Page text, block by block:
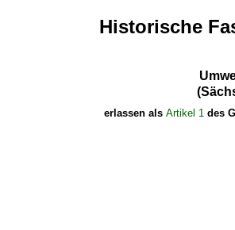
Historische
erlassen als Artikel 1 des